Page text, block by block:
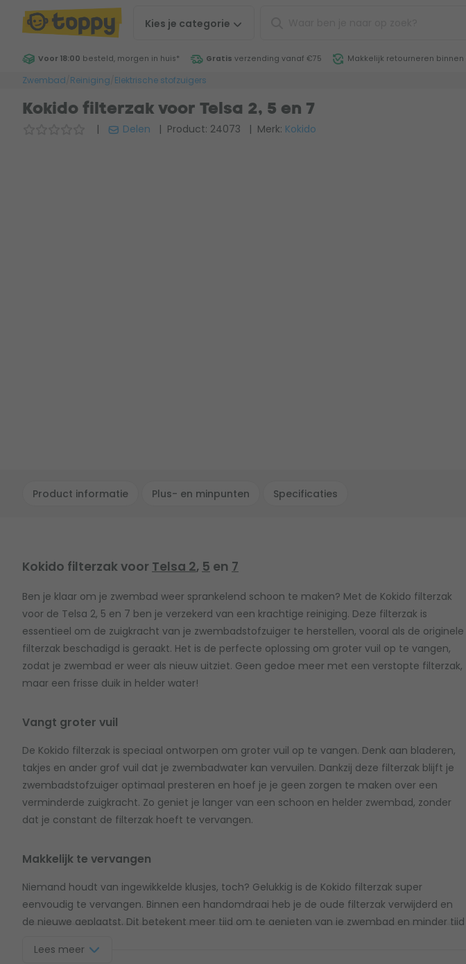
Kies je categorie
Voor 18:00 besteld, morgen in huis* Gratis verzending vanaf €75 Makkelijk retourneren binnen
Zwembad Reiniging Elektrische stofzuigers
Kokido filterzak voor Telsa 2, 5 en 7
| Delen | Product: 24073 | Merk: Kokido
Product informatie Plus- en minpunten Specificaties
Kokido filterzak voor Telsa 2, 5 en 7
Ben je klaar om je zwembad weer sprankelend schoon te maken? Met de Kokido filterzak
voor de Telsa 2, 5 en 7 ben je verzekerd van een krachtige reiniging. Deze filterzak is
essentieel om de zuigkracht van je zwembadstofzuiger te herstellen, vooral als de originele
filterzak beschadigd is geraakt. Het is de perfecte oplossing om groter vuil op te vangen,
zodat je zwembad er weer als nieuw uitziet. Geen gedoe meer met een verstopte filterzak,
maar een frisse duik in helder water!
Vangt groter vuil
De Kokido filterzak is speciaal ontworpen om groter vuil op te vangen. Denk aan bladeren,
takjes en ander grof vuil dat je zwembadwater kan vervuilen. Dankzij deze filterzak blijft je
zwembadstofzuiger optimaal presteren en hoef je je geen zorgen te maken over een
verminderde zuigkracht. Zo geniet je langer van een schoon en helder zwembad, zonder
dat je constant de filterzak hoeft te vervangen.
Makkelijk te vervangen
Niemand houdt van ingewikkelde klusjes, toch? Gelukkig is de Kokido filterzak super
eenvoudig te vervangen. Binnen een handomdraai heb je de oude filterzak verwijderd en
de nieuwe geplaatst. Dit betekent meer tijd om te genieten van je zwembad en minder tijd
van een frisse duik!
Lees meer